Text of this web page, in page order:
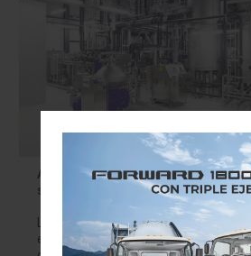
Audi avanza la tecnología de
sintéticos
La marca alemana de autos
está cada vez más convencida